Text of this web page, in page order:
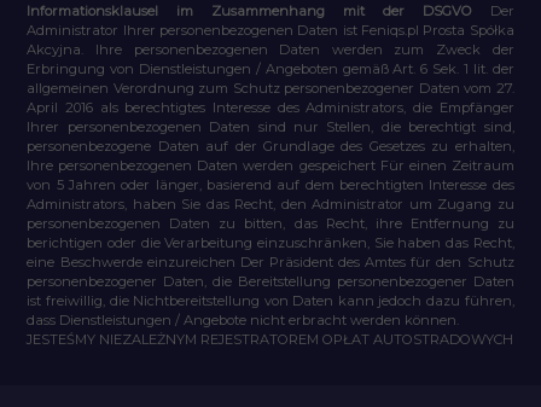
Informationsklausel im Zusammenhang mit der DSGVO
Der
Administrator Ihrer personenbezogenen Daten ist Feniqs.pl Prosta Spółka
Akcyjna. Ihre personenbezogenen Daten werden zum Zweck der
Erbringung von Dienstleistungen / Angeboten gemäß Art. 6 Sek. 1 lit. der
allgemeinen Verordnung zum Schutz personenbezogener Daten vom 27.
April 2016 als berechtigtes Interesse des Administrators, die Empfänger
Ihrer personenbezogenen Daten sind nur Stellen, die berechtigt sind,
personenbezogene Daten auf der Grundlage des Gesetzes zu erhalten,
Ihre personenbezogenen Daten werden gespeichert Für einen Zeitraum
von 5 Jahren oder länger, basierend auf dem berechtigten Interesse des
Administrators, haben Sie das Recht, den Administrator um Zugang zu
personenbezogenen Daten zu bitten, das Recht, ihre Entfernung zu
berichtigen oder die Verarbeitung einzuschränken, Sie haben das Recht,
eine Beschwerde einzureichen Der Präsident des Amtes für den Schutz
personenbezogener Daten, die Bereitstellung personenbezogener Daten
ist freiwillig, die Nichtbereitstellung von Daten kann jedoch dazu führen,
dass Dienstleistungen / Angebote nicht erbracht werden können.
JESTEŚMY NIEZALEŻNYM REJESTRATOREM OPŁAT AUTOSTRADOWYCH